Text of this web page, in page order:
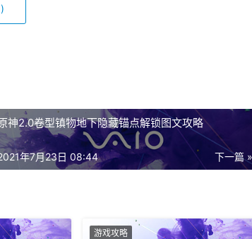
神2.0卷型镇物地下隐藏锚点解锁图文攻略
下一篇 »
年7月23日 08:44
游戏攻略